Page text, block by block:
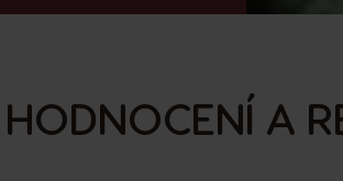
HODNOCENÍ A